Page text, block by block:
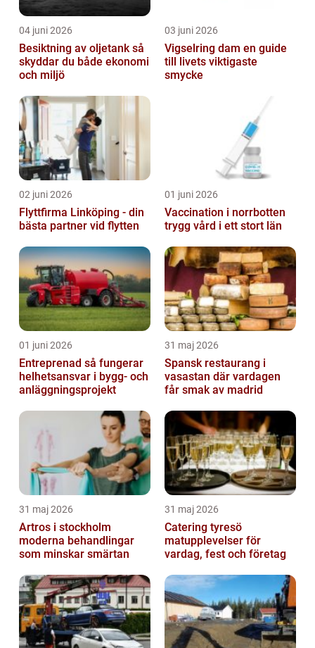
04 juni 2026
Besiktning av oljetank så
skyddar du både ekonomi
och miljö
03 juni 2026
Vigselring dam en guide
till livets viktigaste
smycke
02 juni 2026
Flyttfirma Linköping - din
bästa partner vid flytten
01 juni 2026
Vaccination i norrbotten
trygg vård i ett stort län
01 juni 2026
Entreprenad så fungerar
helhetsansvar i bygg- och
anläggningsprojekt
31 maj 2026
Spansk restaurang i
vasastan där vardagen
får smak av madrid
31 maj 2026
Artros i stockholm
moderna behandlingar
som minskar smärtan
31 maj 2026
Catering tyresö
matupplevelser för
vardag, fest och företag